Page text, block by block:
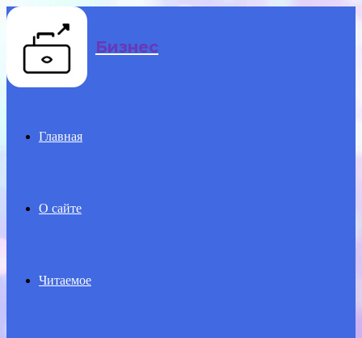
Menu Бизнес
Главная
О сайте
Читаемое